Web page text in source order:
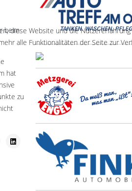
beim
hat
zu
diese Website und die
alle Funktionalitäten der Seite zur